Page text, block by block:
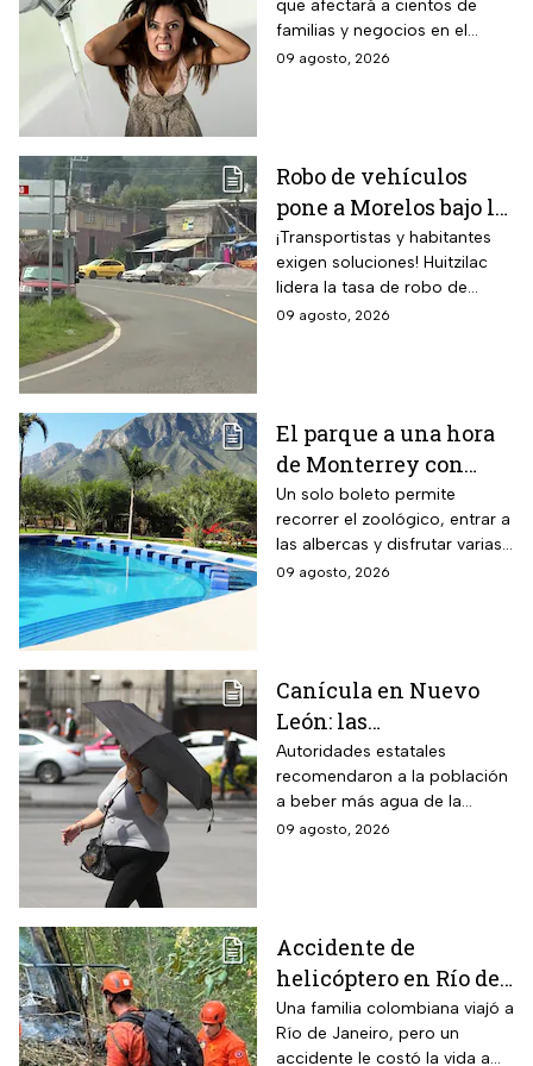
sin servicio del 11 al
14 de agosto
que afectará a cientos de
familias y negocios en el
municipio de Pachuca, a lo
09 agosto, 2026
Robo de vehículos
pone a Morelos bajo la
lupa: Huitzilac
registra la mayor tasa
del país
¡Transportistas y habitantes
exigen soluciones! Huitzilac
lidera la tasa de robo de
vehículos en México, con 78
09 agosto, 2026
El parque a una hora
de Monterrey con
zoológico, tirolesa y
alberca: esto cuesta la
entrada en agosto de
2026
Un solo boleto permite
recorrer el zoológico, entrar a
las albercas y disfrutar varias
áreas recreativas cerca de
09 agosto, 2026
Canícula en Nuevo
León: las
recomendaciones de
la Secretaría de Medio
Ambiente para
proteger a los adultos
agosto 2026
Autoridades estatales
recomendaron a la población
a beber más agua de la
habitual
09 agosto, 2026
Accidente de
helicóptero en Río de
Janeiro deja muertos;
su familia los
Una familia colombiana viajó a
Río de Janeiro, pero un
accidente le costó la vida a